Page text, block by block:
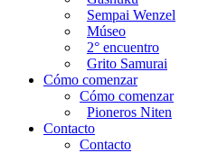
Sempai Wenzel
Múseo
2° encuentro
Grito Samurai
Cómo comenzar
Cómo comenzar
Pioneros Niten
Contacto
Contacto